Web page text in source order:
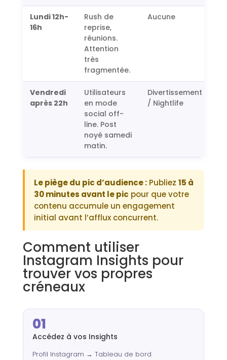
Lundi 12h-
16h
Rush de
reprise,
réunions.
Attention
très
fragmentée.
Aucune
Vendredi
après 22h
Utilisateurs
en mode
social off-
line. Post
noyé samedi
matin.
Divertissement
/ Nightlife
Le piège du pic d’audience :Publiez 15 à
30 minutes avant le pic pour que votre
contenu accumule un engagement
initial avant l’afflux concurrent.
Comment utiliser
Instagram Insights pour
trouver vos propres
créneaux
01
Accédez à vos Insights
Profil Instagram → Tableau de bord